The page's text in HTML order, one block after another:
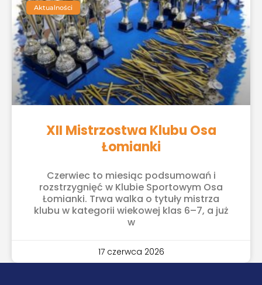
Aktualności
XII Mistrzostwa Klubu Osa
Łomianki
Czerwiec to miesiąc podsumowań i
rozstrzygnięć w Klubie Sportowym Osa
Łomianki. Trwa walka o tytuły mistrza
klubu w kategorii wiekowej klas 6–7, a już
w
17 czerwca 2026